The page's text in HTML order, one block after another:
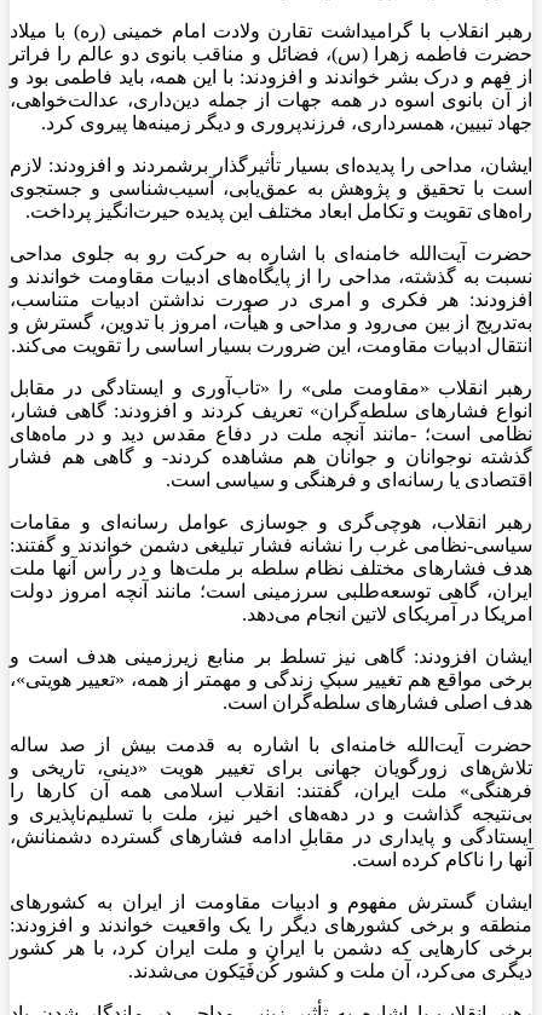
رهبر انقلاب با گرامیداشت تقارن ولادت امام خمینی (ره) با میلاد
حضرت فاطمه زهرا (س)، فضائل و مناقب بانوی دو عالم را فراتر
از فهم و درک بشر خواندند و افزودند: با این همه، باید فاطمی بود و
از آن بانوی اسوه در همه جهات از جمله دین‌داری، عدالت‌خواهی،
جهاد تبیین، همسرداری، فرزندپروری و دیگر زمینه‌ها پیروی کرد.
ایشان، مداحی را پدیده‌ای بسیار تأثیرگذار برشمردند و افزودند: لازم
است با تحقیق و پژوهش به عمق‌یابی، آسیب‌شناسی و جستجوی
راه‌های تقویت و تکامل ابعاد مختلف این پدیده حیرت‌انگیز پرداخت.
حضرت آیت‌الله خامنه‌ای با اشاره به حرکت رو به جلوی مداحی
نسبت به گذشته، مداحی را از پایگاه‌های ادبیات مقاومت خواندند و
افزودند: هر فکری و امری در صورت نداشتن ادبیات متناسب،
به‌تدریج از بین می‌رود و مداحی و هیأت، امروز با تدوین، گسترش و
انتقال ادبیات مقاومت، این ضرورت بسیار اساسی را تقویت می‌کند.
رهبر انقلاب «مقاومت ملی» را «تاب‌آوری و ایستادگی در مقابل
انواع فشارهای سلطه‌گران» تعریف کردند و افزودند: گاهی فشار،
نظامی است؛ -مانند آنچه ملت در دفاع مقدس دید و در ماه‌های
گذشته نوجوانان و جوانان هم مشاهده کردند- و گاهی هم فشار
اقتصادی یا رسانه‌ای و فرهنگی و سیاسی است.
رهبر انقلاب، هوچی‌گری و جوسازی عوامل رسانه‌ای و مقامات
سیاسی-نظامی غرب را نشانه فشار تبلیغی دشمن خواندند و گفتند:
هدف فشارهای مختلف نظام سلطه بر ملت‌ها و در رأس آنها ملت
ایران، گاهی توسعه‌طلبی سرزمینی است؛ مانند آنچه امروز دولت
امریکا در آمریکای لاتین انجام می‌دهد.
ایشان افزودند: گاهی نیز تسلط بر منابع زیرزمینی هدف است و
برخی مواقع هم تغییر سبکِ زندگی و مهمتر
از همه، «تعییر هویتی»،
هدف اصلی فشارهای سلطه‌گران است.
حضرت آیت‌الله خامنه‌ای با اشاره به قدمت بیش از صد ساله
تلاش‌های زورگویان جهانی برای تغییر هویت «دینی، تاریخی و
فرهنگی» ملت ایران، گفتند: انقلاب اسلامی همه آن کارها را
بی‌نتیجه گذاشت و در دهه‌های اخیر نیز، ملت با تسلیم‌ناپذیری و
ایستادگی و پایداری در مقابلِ ادامه فشارهای گسترده دشمنانش،
آنها را ناکام کرده است.
ایشان گسترش مفهوم و ادبیات مقاومت از ایران به کشورهای
منطقه و برخی کشورهای دیگر را یک واقعیت خواندند و افزودند:
برخی کارهایی که دشمن با ایران و ملت ایران کرد، با هر کشور
دیگری می‌کرد، آن ملت و کشور کُن‌فَیَکون می‌شدند.